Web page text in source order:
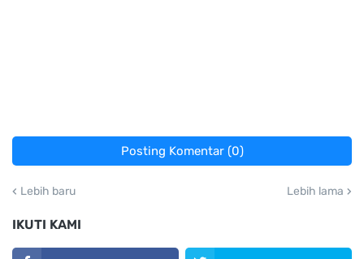
Posting Komentar (0)
Lebih baru Lebih lama
IKUTI KAMI